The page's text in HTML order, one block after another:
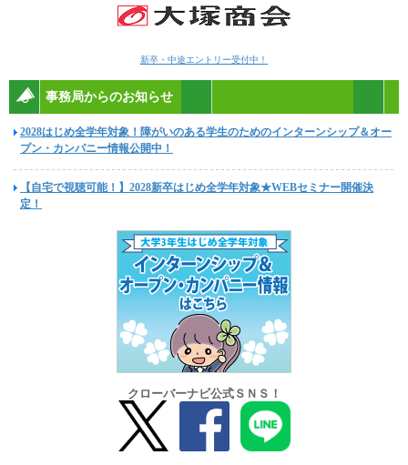
新卒・中途エントリー受付中！
事務局からのお知らせ
2028はじめ全学年対象！障がいのある学生のためのインターンシップ＆オー
プン・カンパニー情報公開中！
【自宅で視聴可能！】2028新卒はじめ全学年対象★WEBセミナー開催決
定！
クローバーナビ公式ＳＮＳ！